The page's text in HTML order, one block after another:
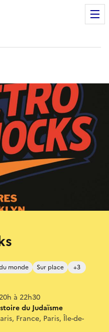
monde Sur place +3
à 22h30
du Judaïsme
France, Paris, Île-de-